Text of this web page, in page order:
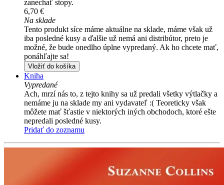
zanechať stopy.
6,70 €
Na sklade
Tento produkt síce máme aktuálne na sklade, máme však už
iba posledné kusy a ďalšie už nemá ani distribútor, preto je
možné, že bude onedlho úplne vypredaný. Ak ho chcete mať,
ponáhľajte sa!
Vložiť do košíka
Kniha
Vypredané
Ach, mrzí nás to, z tejto knihy sa už predali všetky výtlačky a
nemáme ju na sklade my ani vydavateľ :( Teoreticky však
môžete mať šťastie v niektorých iných obchodoch, ktoré ešte
nepredali posledné kusy.
Pridať do zoznamu